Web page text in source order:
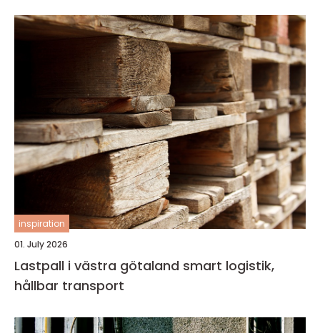
inspiration
01. July 2026
Lastpall i västra götaland smart logistik,
hållbar transport